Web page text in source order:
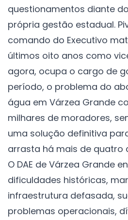
questionamentos diante
própria gestão estadual.
comando do Executivo
últimos oito anos como
agora, ocupa o cargo de
período, o problema do
água em Várzea Grande
milhares de moradores,
uma solução definitiva
arrasta há mais de quatro
O DAE de Várzea Grande
dificuldades históricas,
infraestrutura defasada,
problemas operacionais,